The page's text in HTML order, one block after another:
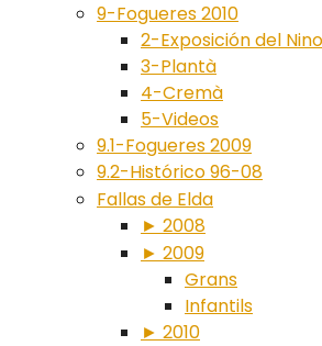
9-Fogueres 2010
2-Exposición del
3-Plantà
4-Cremà
5-Videos
9.1-Fogueres 2009
9.2-Histórico 96-08
Fallas de Elda
► 2008
► 2009
Grans
Infantils
► 2010